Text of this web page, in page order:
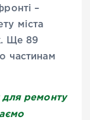
–
міста
Ще 89
частинам
для ремонту